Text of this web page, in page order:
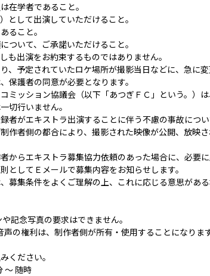
在学者であること。
して出演していただけること。
ること。
いて、ご承諾いただけること。
も出演をお約束するものではありません。
、予定されていたロケ場所が撮影当日などに、急に
保護者の同意が必要となります。
コミッション協議会（以下「あつぎＦＣ」という。）
切行いません。
録者がエキストラ出演することに伴う不慮の事故につ
作者側の都合により、撮影された映像が公開、放映さ
からエキストラ募集協力依頼のあった場合に、必要
としてＥメールで募集内容をお知らせします。
募集条件をよくご理解の上、これに応じる意思があ
念写真の要求はできません。
の権利は、制作者側が所有・使用することになります
ください。
～ 随時